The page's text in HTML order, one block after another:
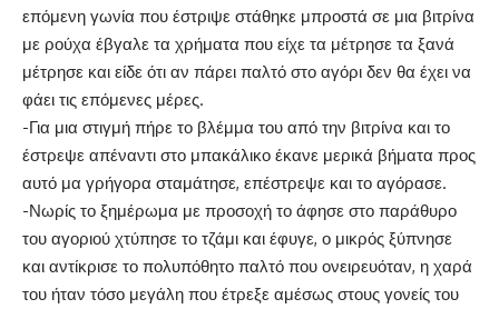
επόμενη γωνία που έστριψε στάθηκε μπροστά σε μια βιτρίνα
με ρούχα έβγαλε τα χρήματα που είχε τα μέτρησε τα ξανά
μέτρησε και είδε ότι αν πάρει παλτό στο αγόρι δεν θα έχει να
φάει τις επόμενες μέρες.
-Για μια στιγμή πήρε το βλέμμα του από την βιτρίνα και το
έστρεψε απέναντι στο μπακάλικο έκανε μερικά βήματα προς
αυτό μα γρήγορα σταμάτησε, επέστρεψε και το αγόρασε.
-Νωρίς το ξημέρωμα με προσοχή το άφησε στο παράθυρο
του αγοριού χτύπησε το τζάμι και έφυγε, ο μικρός ξύπνησε
και αντίκρισε το πολυπόθητο παλτό που ονειρευόταν, η χαρά
του ήταν τόσο μεγάλη που έτρεξε αμέσως στους γονείς του